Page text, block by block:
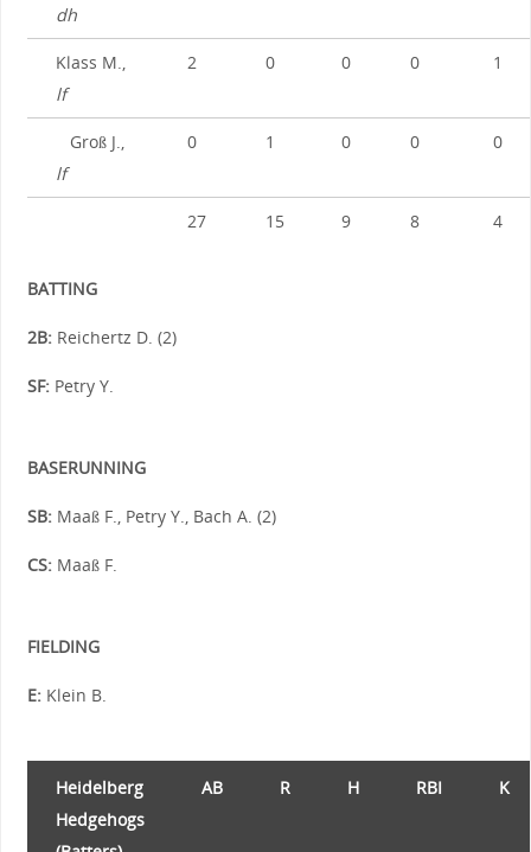
dh
Klass M.,
lf
2 0 0 0 1
Groß J.,
lf
0 1 0 0 0
27 15 9 8 4
BATTING
2B:Reichertz D. (2)
SF:Petry Y.
BASERUNNING
SB:Maaß F., Petry Y., Bach A. (2)
CS:Maaß F.
FIELDING
E:Klein B.
Heidelberg
Hedgehogs
AB R H RBI K